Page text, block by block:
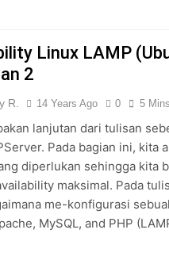
Linux LAMP
2
R. 14 Years Ago 0 5 Mins
lanjutan dari tulisan
Pada bagian ini, kita
diperlukan sehingga kita
maksimal. Pada
me-konfigurasi
MySQL, and PHP